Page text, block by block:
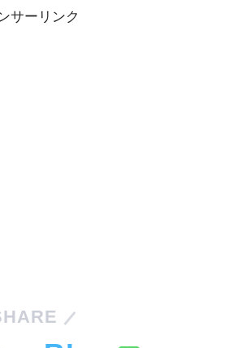
サーリンク